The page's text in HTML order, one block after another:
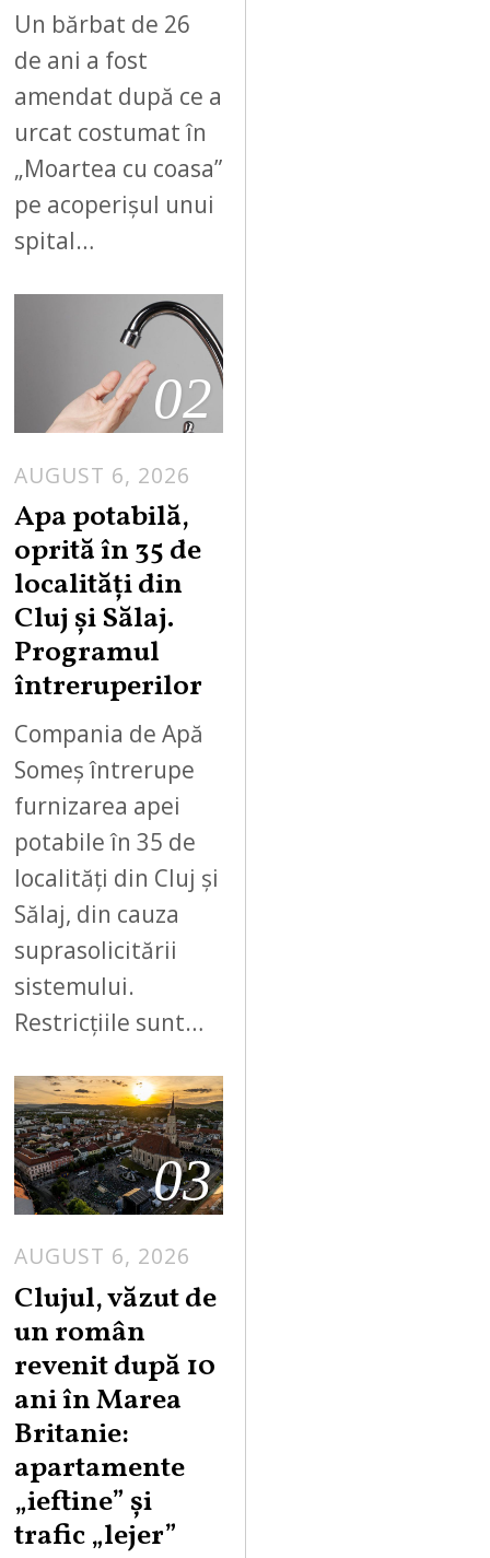
Un bărbat de 26
de ani a fost
amendat după ce a
urcat costumat în
„Moartea cu coasa”
pe acoperișul unui
spital…
02
AUGUST 6, 2026
Apa potabilă,
oprită în 35 de
localități din
Cluj și Sălaj.
Programul
întreruperilor
Compania de Apă
Someș întrerupe
furnizarea apei
potabile în 35 de
localități din Cluj și
Sălaj, din cauza
suprasolicitării
sistemului.
Restricțiile sunt…
03
AUGUST 6, 2026
Clujul, văzut de
un român
revenit după 10
ani în Marea
Britanie:
apartamente
„ieftine” și
trafic „lejer”